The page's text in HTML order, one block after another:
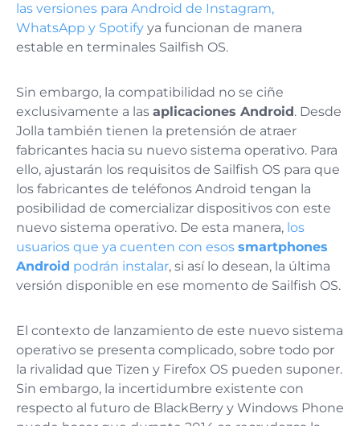
las versiones para Android de Instagram,
WhatsApp y Spotify ya funcionan de manera
estable en terminales Sailfish OS.
Sin embargo, la compatibilidad no se ciñe
exclusivamente a las aplicaciones Android. Desde
Jolla también tienen la pretensión de atraer
fabricantes hacia su nuevo sistema operativo. Para
ello, ajustarán los requisitos de Sailfish OS para que
los fabricantes de teléfonos Android tengan la
posibilidad de comercializar dispositivos con este
nuevo sistema operativo. De esta manera, los
usuarios que ya cuenten con esos smartphones
Android podrán instalar, si así lo desean, la última
versión disponible en ese momento de Sailfish OS.
El contexto de lanzamiento de este nuevo sistema
operativo se presenta complicado, sobre todo por
la rivalidad que Tizen y Firefox OS pueden suponer.
Sin embargo, la incertidumbre existente con
respecto al futuro de BlackBerry y Windows Phone